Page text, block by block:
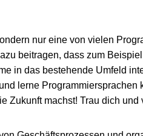
nur eine von vielen
beitragen, dass zum
in das bestehende Umfeld
lerne Programmiersprachen
Zukunft machst! Trau dich